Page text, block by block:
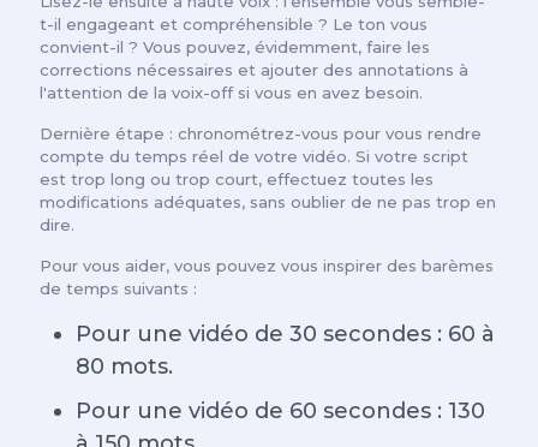
t-il engageant et compréhensible ? Le ton vous
convient-il ? Vous pouvez, évidemment, faire les
corrections nécessaires et ajouter des annotations à
l'attention de la voix-off si vous en avez besoin.
Dernière étape : chronométrez-vous pour vous rendre
compte du temps réel de votre vidéo. Si votre script
est trop long ou trop court, effectuez toutes les
modifications adéquates, sans oublier de ne pas trop en
dire.
Pour vous aider, vous pouvez vous inspirer des barèmes
de temps suivants :
Pour une vidéo de 30 secondes : 60 à
80 mots.
Pour une vidéo de 60 secondes : 130